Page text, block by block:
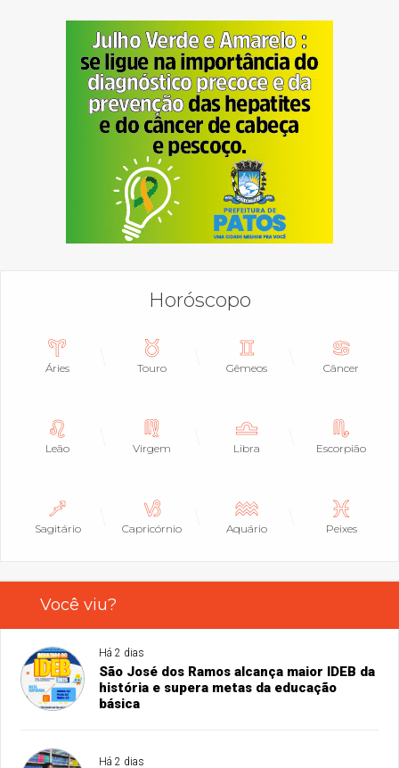
Horóscopo
Áries Touro Gêmeos Câncer
Leão Virgem Libra Escorpião
Sagitário Capricórnio Aquário Peixes
Você viu?
Há 2 dias
São José dos Ramos alcança maior IDEB da
história e supera metas da educação
básica
Há 2 dias